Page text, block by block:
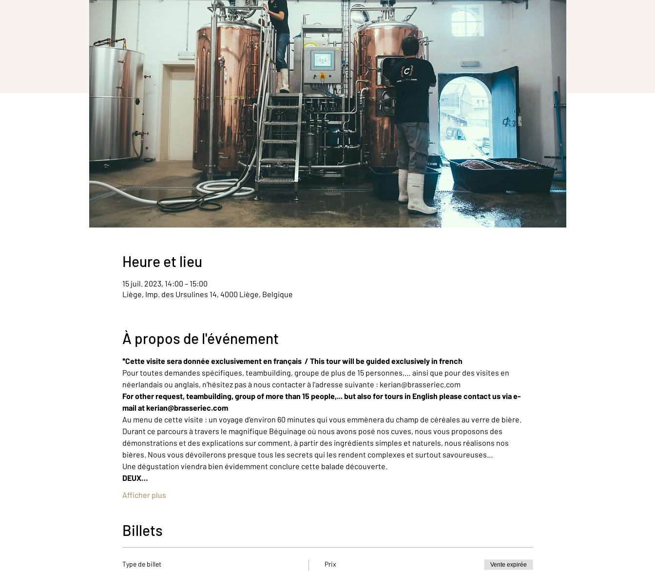
Heure et lieu
15 juil. 2023, 14:00 – 15:00
Liège, Imp. des Ursulines 14, 4000 Liège, Belgique
À propos de l'événement
*Cette visite sera donnée exclusivement en français  / This tour will be guided exclusively in french
Pour toutes demandes spécifiques, teambuilding, groupe de plus de 15 personnes,… ainsi que pour des visites en
néerlandais ou anglais, n’hésitez pas à nous contacter à l’adresse suivante : kerian@brasseriec.com
For other request, teambuilding, group of more than 15 people,... but also for tours in English please contact us via e-
mail at kerian@brasseriec.com
Au menu de cette visite : un voyage d’environ 60 minutes qui vous emmènera du champ de céréales au verre de bière.
Durant ce parcours à travers le magnifique Béguinage où nous avons posé nos cuves, nous vous proposons des
démonstrations et des explications sur comment, à partir des ingrédients simples et naturels, nous réalisons nos
bières. Nous vous dévoilerons presque tous les secrets qui les rendent complexes et surtout savoureuses…
Une dégustation viendra bien évidemment conclure cette balade découverte.
DEUX…
Afficher plus
Billets
Type de billet Prix Vente expirée